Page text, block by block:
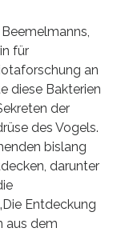
für
an
diese Bakterien
der
des Vogels.
bislang
darunter
Entdeckung
aus dem